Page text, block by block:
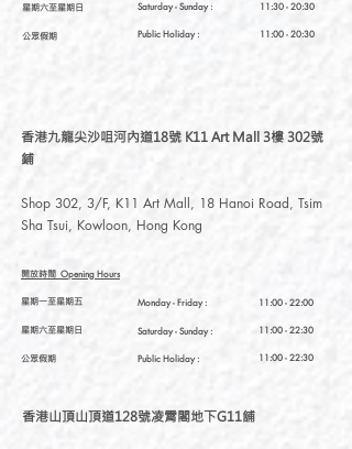
星期六至星期日
公眾假期
11:30 - 20:30
11:00 - 20:30
Saturday- Sunday :
Public Holiday :
11:00 - 22:00
11:00 - 22:30
11:00 - 22:30
香港九龍尖沙咀河內道18號 K11 Art Mall 3樓 302號
鋪
Shop 302, 3/F, K11 Art Mall, 18 Hanoi Road, Tsim
Sha Tsui, Kowloon, Hong Kong
開放時間 Opening Hours
星期一至星期五
星期六至星期日
公眾假期
Monday - Friday :
Saturday- Sunday :
Public Holiday :
香港山頂山頂道128號凌霄閣地下G11舖